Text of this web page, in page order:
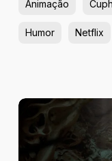
Animação
Humor Netflix
Review
Tormentum